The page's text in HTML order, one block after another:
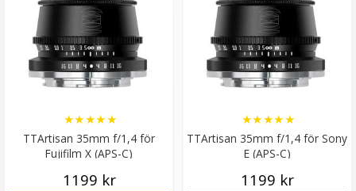
TTArtisan 35mm f/1,4 för
Fujifilm X (APS-C)
★★★★★
1199 kr
TTArtisan 35mm f/1,4 för Sony
E (APS-C)
★★★★★
1199 kr